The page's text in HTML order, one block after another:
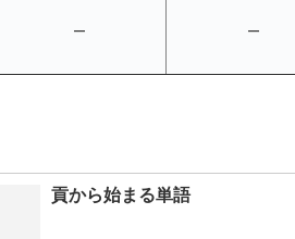
– –
貢から始まる単語